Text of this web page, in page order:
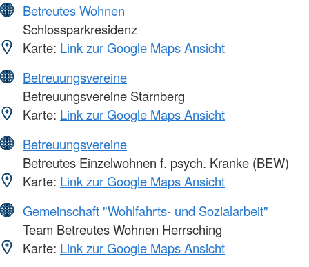
Betreutes Wohnen
Schlossparkresidenz
Karte: Link zur Google Maps Ansicht
Betreuungsvereine
Betreuungsvereine Starnberg
Karte: Link zur Google Maps Ansicht
Betreuungsvereine
Betreutes Einzelwohnen f. psych. Kranke (BEW)
Karte: Link zur Google Maps Ansicht
Gemeinschaft "Wohlfahrts- und Sozialarbeit"
Team Betreutes Wohnen Herrsching
Karte: Link zur Google Maps Ansicht